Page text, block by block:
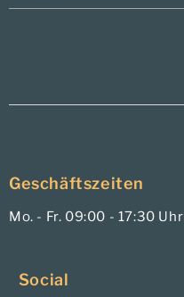
Geschäftszeiten
Mo. - Fr. 09:00 - 17:30 Uhr
Social